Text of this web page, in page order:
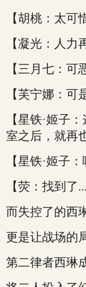
【胡桃：太可
【凝光：人力
【三月七：可
【芙宁娜：可
【星铁·姬子
室之后，就再
【星铁·姬子
【荧：找到了
而失控了的西
更是让战场的
第二律者西琳